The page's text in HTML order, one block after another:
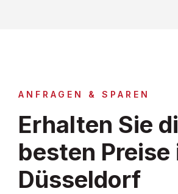
ANFRAGEN & SPAREN
Erhalten Sie
besten Preise
Düsseldorf